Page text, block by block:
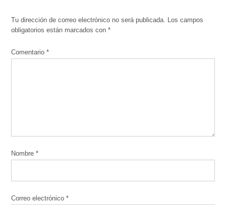
Tu dirección de correo electrónico no será publicada. Los campos
obligatorios están marcados con*
Comentario*
Nombre*
Correo electrónico*